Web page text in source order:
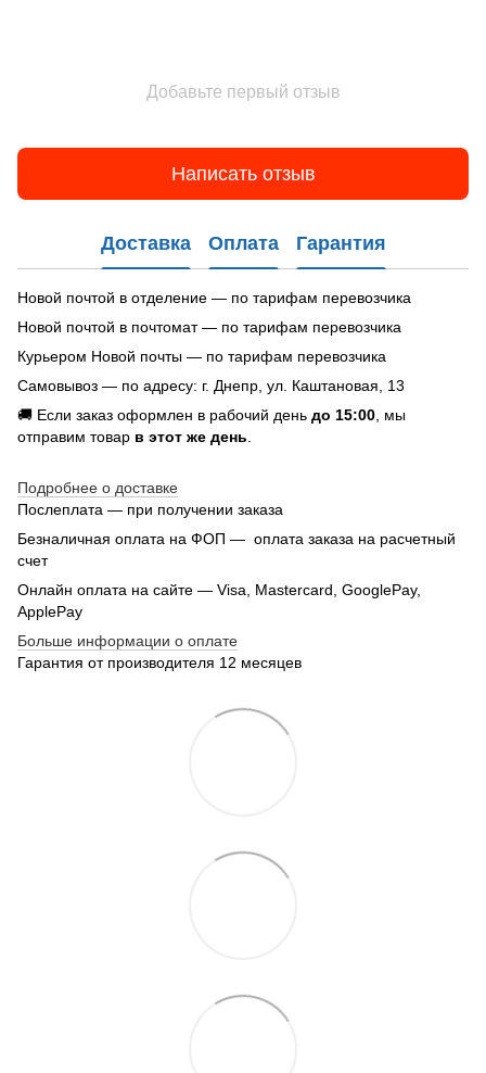
Добавьте первый отзыв
Написать отзыв
Доставка Оплата Гарантия
Новой почтой в отделение — по тарифам перевозчика
Новой почтой в почтомат — по тарифам перевозчика
Курьером Новой почты — по тарифам перевозчика
Самовывоз — по адресу: г. Днепр, ул. Каштановая, 13
🚚 Если заказ оформлен в рабочий день до 15:00 , мы
отправим товар в этот же день
Подробнее о доставке
Послеплата — при получении заказа
Безналичная оплата на ФОП — оплата заказа на расчетный
счет
Онлайн оплата на сайте — Visa, Mastercard, GooglePay,
ApplePay
Больше информации о оплате
Гарантия от производителя 12 месяцев